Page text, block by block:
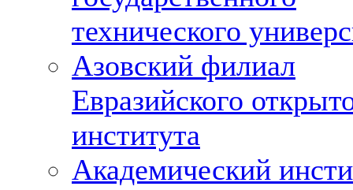
технического
Азовский филиал
Евразийского
института
Академический